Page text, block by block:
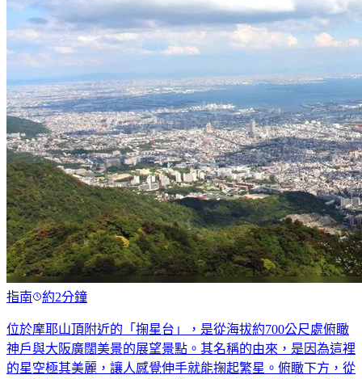
指南 約2分鐘
位於摩耶山頂附近的「掬星台」，是從海拔約700公尺處俯瞰
神戶與大阪廣闊美景的展望景點。其名稱的由來，是因為這裡
的星空極其美麗，讓人感覺伸手就能掬起繁星。俯瞰下方，從